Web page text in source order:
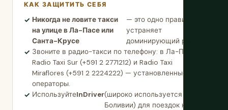
КАК ЗАЩИТИТЬ СЕБЯ
Никогда не ловите такси
на улице в Ла-Пасе или
Санта-Крусе
— это одно правило
устраняет
доминирующий риск.
Звоните в радио-такси по телефону: в Ла-Пасе
Radio Taxi Sur (+591 2 2771212) и Radio Taxi
Miraflores (+591 2 2224222) — установленные
операторы.
ИспользуйтеInDriver(широко используется в
Боливии) для поездок на